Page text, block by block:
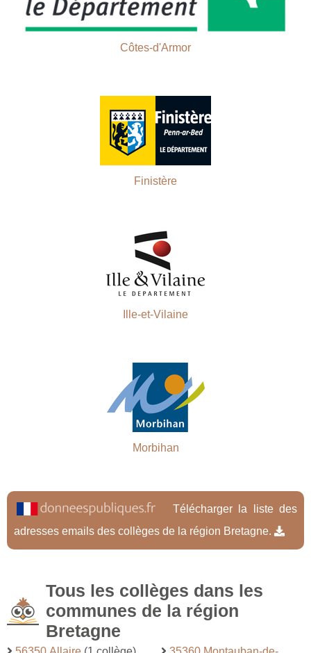
Côtes-d'Armor
Finistère
Ille-et-Vilaine
Morbihan
Télécharger la liste des
adresses emails des collèges de la région Bretagne.
Tous les collèges dans les
communes de la région
Bretagne